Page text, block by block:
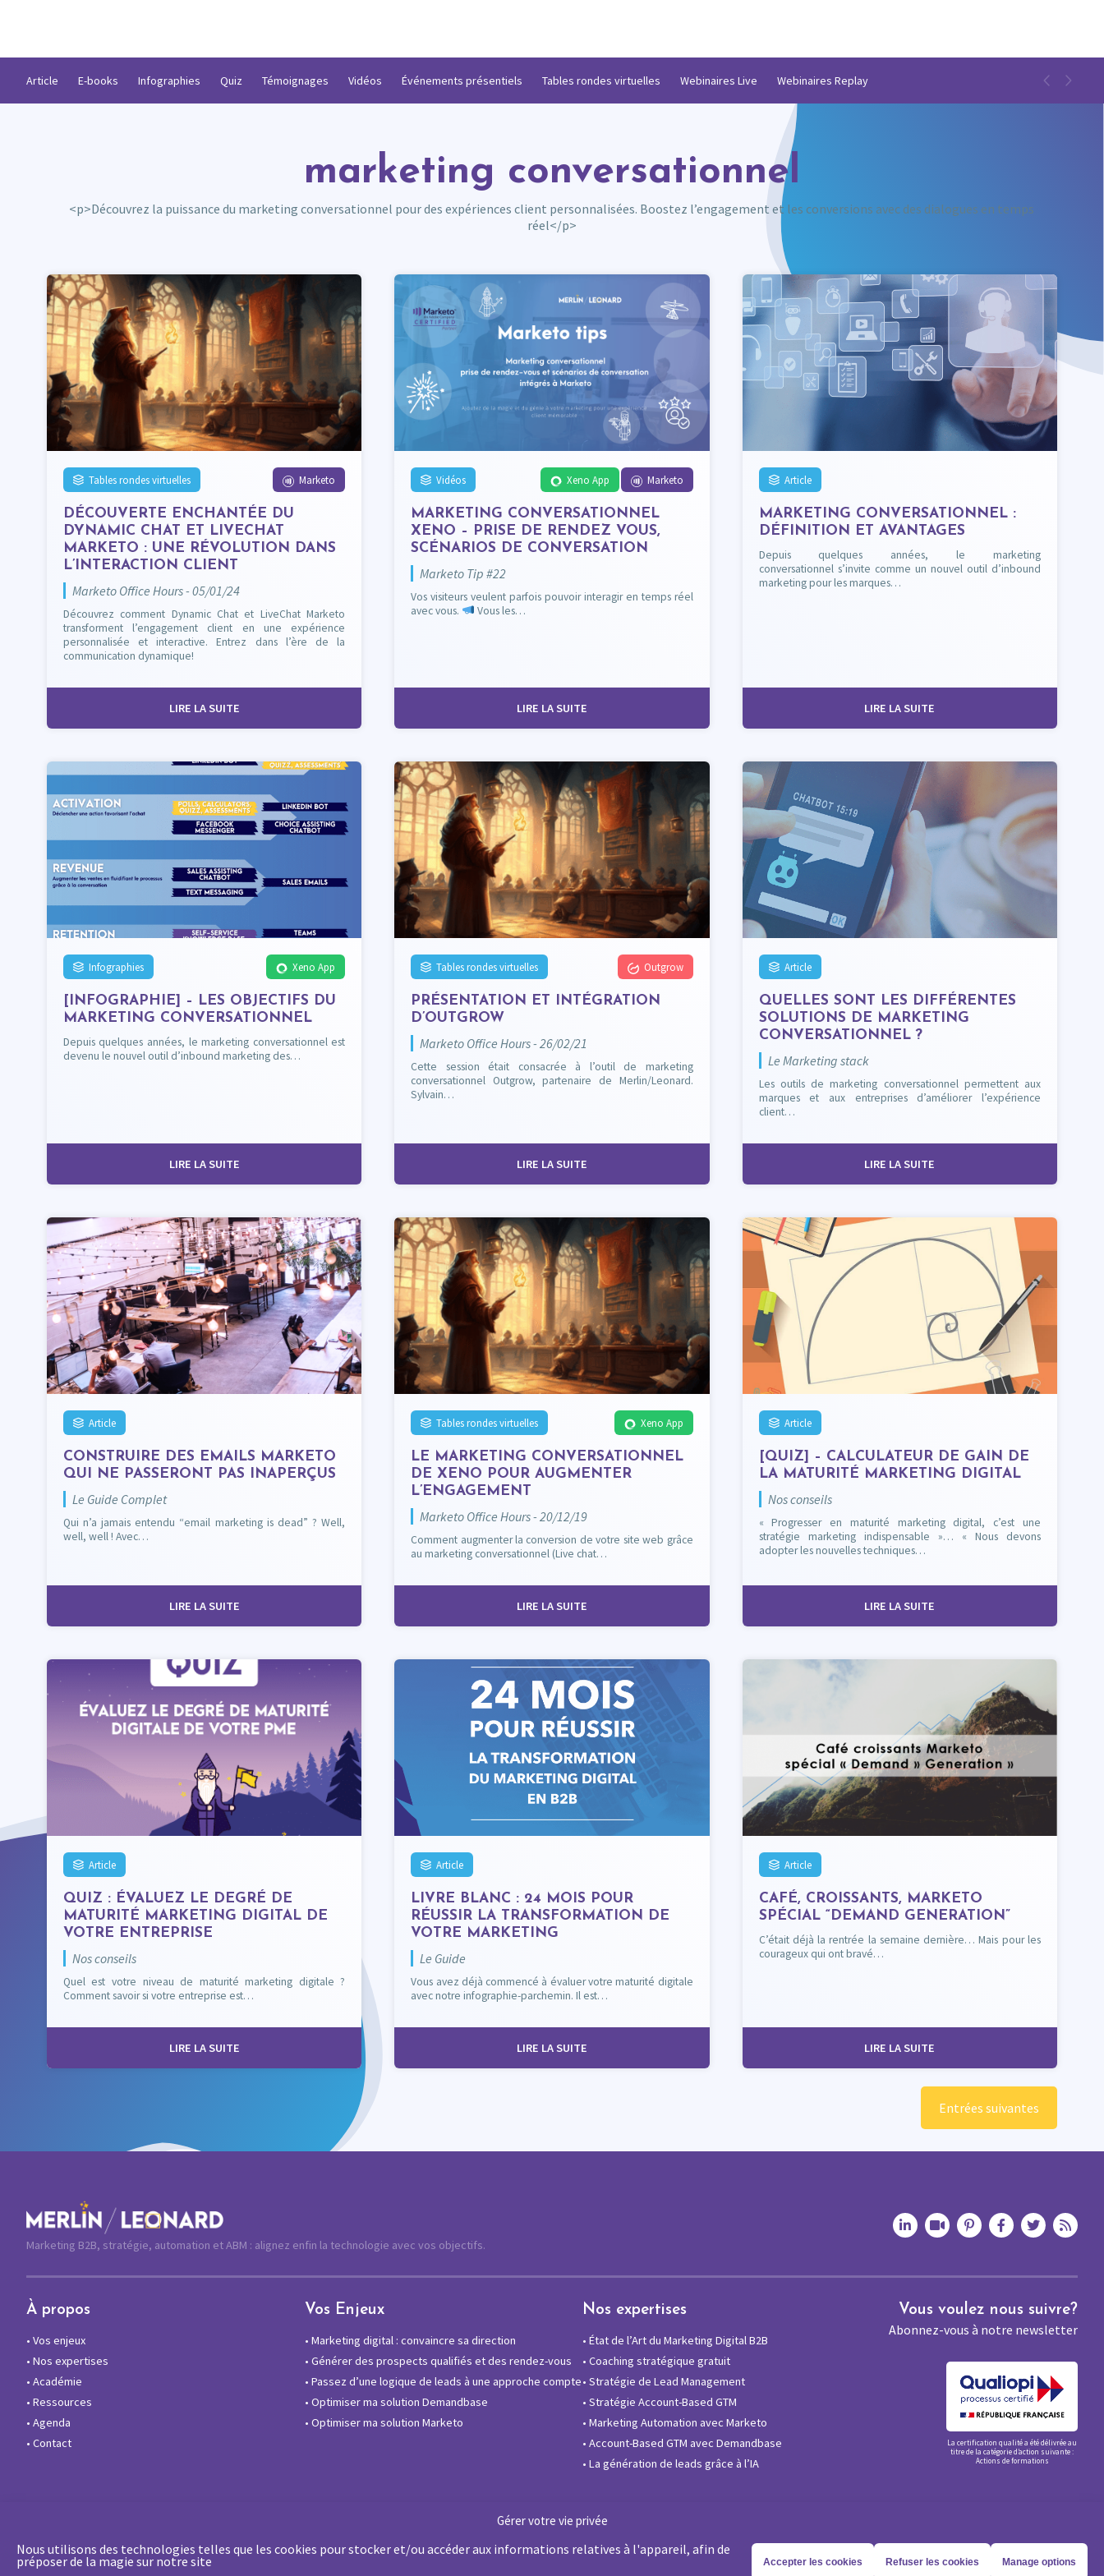
Gérer votre vie privée
Nous utilisons des technologies telles que les cookies pour stocker et/ou accéder aux informations relatives à l'appareil, afin de
préposer de la magie sur notre site Accepter les cookies Refuser les cookies Manage options
Article E-books Infographies Quiz Témoignages Vidéos Événements présentiels Tables rondes virtuelles Webinaires Live Webinaires Replay
marketing conversationnel
<p>Découvrez la puissance du marketing conversationnel pour des expériences client personnalisées. Boostez l’engagement et les conversions avec des dialogues en temps
réel</p>
Tables rondes virtuelles Marketo
DÉCOUVERTE ENCHANTÉE DU
DYNAMIC CHAT ET LIVECHAT
MARKETO : UNE RÉVOLUTION DANS
L’INTERACTION CLIENT
Marketo Office Hours - 05/01/24
Découvrez comment Dynamic Chat et LiveChat Marketo
transforment l’engagement client en une expérience
personnalisée et interactive. Entrez dans l’ère de la
communication dynamique!
LIRE LA SUITE
Vidéos Marketo
Xeno App
MARKETING CONVERSATIONNEL
XENO – PRISE DE RENDEZ VOUS,
SCÉNARIOS DE CONVERSATION
Marketo Tip #22
Vos visiteurs veulent parfois pouvoir interagir en temps réel
avec vous.
Vous les…
LIRE LA SUITE
Article
MARKETING CONVERSATIONNEL :
DÉFINITION ET AVANTAGES
Depuis quelques années, le marketing
conversationnel s’invite comme un nouvel outil d’inbound
marketing pour les marques…
LIRE LA SUITE
Infographies Xeno App
[INFOGRAPHIE] – LES OBJECTIFS DU
MARKETING CONVERSATIONNEL
Depuis quelques années, le marketing conversationnel est
devenu le nouvel outil d’inbound marketing des…
LIRE LA SUITE
Tables rondes virtuelles Outgrow
PRÉSENTATION ET INTÉGRATION
D’OUTGROW
Marketo Office Hours - 26/02/21
Cette session était consacrée à l’outil de marketing
conversationnel Outgrow, partenaire de Merlin/Leonard.
Sylvain…
LIRE LA SUITE
Article
QUELLES SONT LES DIFFÉRENTES
SOLUTIONS DE MARKETING
CONVERSATIONNEL ?
Le Marketing stack
Les outils de marketing conversationnel permettent aux
marques et aux entreprises d’améliorer l’expérience
client…
LIRE LA SUITE
Article
CONSTRUIRE DES EMAILS MARKETO
QUI NE PASSERONT PAS INAPERÇUS
Le Guide Complet
Qui n’a jamais entendu “email marketing is dead” ? Well,
well, well ! Avec…
LIRE LA SUITE
Tables rondes virtuelles Xeno App
LE MARKETING CONVERSATIONNEL
DE XENO POUR AUGMENTER
L’ENGAGEMENT
Marketo Office Hours - 20/12/19
Comment augmenter la conversion de votre site web grâce
au marketing conversationnel (Live chat…
LIRE LA SUITE
Article
[QUIZ] – CALCULATEUR DE GAIN DE
LA MATURITÉ MARKETING DIGITAL
Nos conseils
« Progresser en maturité marketing digital, c’est une
stratégie marketing indispensable »… « Nous devons
adopter les nouvelles techniques…
LIRE LA SUITE
Article
QUIZ : ÉVALUEZ LE DEGRÉ DE
MATURITÉ MARKETING DIGITAL DE
VOTRE ENTREPRISE
Nos conseils
Quel est votre niveau de maturité marketing digitale ?
Comment savoir si votre entreprise est…
LIRE LA SUITE
Article
LIVRE BLANC : 24 MOIS POUR
RÉUSSIR LA TRANSFORMATION DE
VOTRE MARKETING
Le Guide
Vous avez déjà commencé à évaluer votre maturité digitale
avec notre infographie-parchemin. Il est…
LIRE LA SUITE
Article
CAFÉ, CROISSANTS, MARKETO
SPÉCIAL “DEMAND GENERATION”
C’était déjà la rentrée la semaine dernière… Mais pour les
courageux qui ont bravé…
LIRE LA SUITE
Entrées suivantes
Marketing B2B, stratégie, automation et ABM : alignez enfin la technologie avec vos objectifs.
À propos
• Vos enjeux
• Nos expertises
• Académie
• Ressources
• Agenda
• Contact
Vos Enjeux
• Marketing digital : convaincre sa direction
• Générer des prospects qualifiés et des rendez-vous
• Passez d’une logique de leads à une approche compte
• Optimiser ma solution Demandbase
• Optimiser ma solution Marketo
Nos expertises
• État de l’Art du Marketing Digital B2B
• Coaching stratégique gratuit
• Stratégie de Lead Management
• Stratégie Account-Based GTM
• Marketing Automation avec Marketo
• Account-Based GTM avec Demandbase
• La génération de leads grâce à l’IA
Vous voulez nous suivre?
Abonnez-vous à notre newsletter
La certification qualité a été délivrée au
titre de la catégorie d’action suivante :
Actions de formations